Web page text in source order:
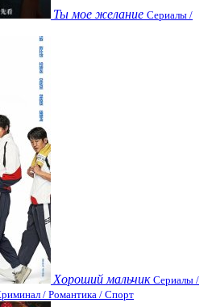
Ты мое желание Сериалы /
Хороший мальчик Сериалы /
/ Романтика / Спорт